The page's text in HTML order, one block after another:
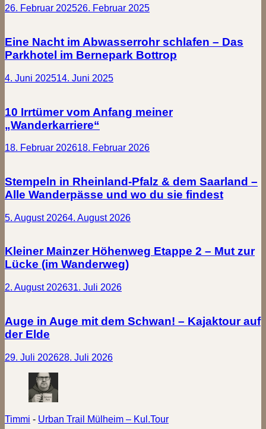
26. Februar 202526. Februar 2025
Eine Nacht im Abwasserrohr schlafen – Das
Parkhotel im Bernepark Bottrop
4. Juni 202514. Juni 2025
10 Irrtümer vom Anfang meiner
„Wanderkarriere“
18. Februar 202618. Februar 2026
Stempeln in Rheinland-Pfalz & dem Saarland –
Alle Wanderpässe und wo du sie findest
5. August 20264. August 2026
Kleiner Mainzer Höhenweg Etappe 2 – Mut zur
Lücke (im Wanderweg)
2. August 202631. Juli 2026
Auge in Auge mit dem Schwan! – Kajaktour auf
der Elde
29. Juli 202628. Juli 2026
Timmi - Urban Trail Mülheim – Kul.Tour